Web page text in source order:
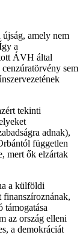
amely nem
a
ÁVH által
sem
tekinti
adnak),
független
mert ők elzártak
a külföldi
finanszíroznának,
támogatása
az ország elleni
a demokráciát